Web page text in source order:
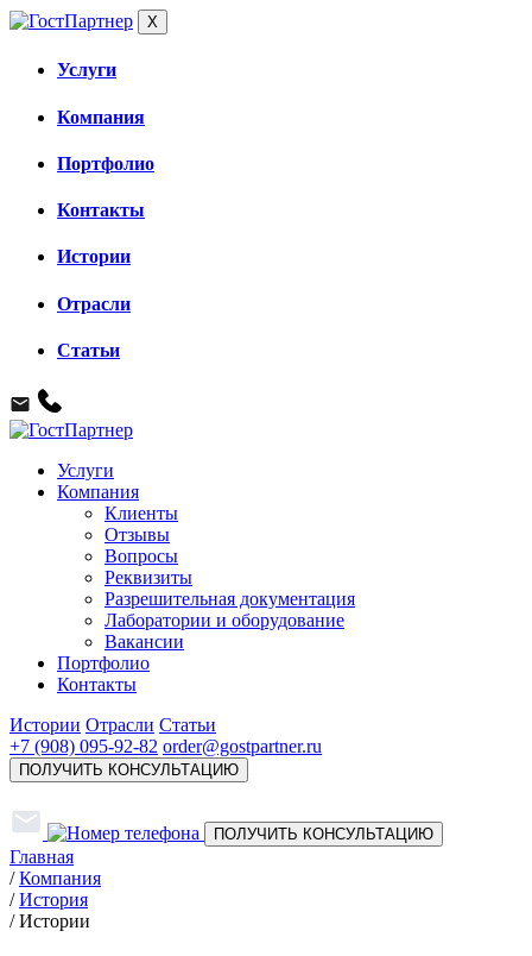
X
Услуги
Компания
Портфолио
Контакты
Истории
Отрасли
Статьи
Услуги
Компания
Клиенты
Отзывы
Вопросы
Реквизиты
Разрешительная документация
Лаборатории и оборудование
Вакансии
Портфолио
Контакты
Истории Отрасли Статьи
+7 (908) 095-92-82 order@gostpartner.ru
ПОЛУЧИТЬ КОНСУЛЬТАЦИЮ
ПОЛУЧИТЬ КОНСУЛЬТАЦИЮ
Главная
/ Компания
/ История
/ Истории